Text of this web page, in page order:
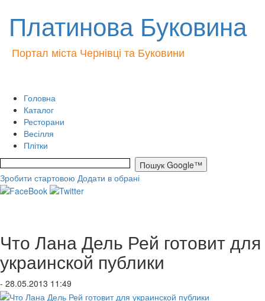
Платинова Буковина
Портал міста Чернівці та Буковини
Головна
Каталог
Ресторани
Весілля
Плітки
Зробити стартовою Додати в обрані
Что Лана Дель Рей готовит для
украинской публики
- 28.05.2013 11:49